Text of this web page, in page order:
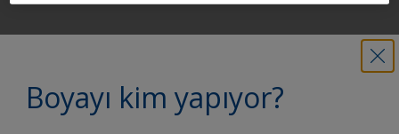
Boyayı kim yapıyor?